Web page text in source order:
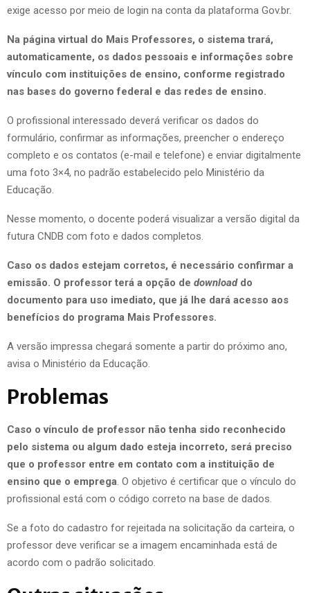
exige acesso por meio de login na conta da plataforma Gov.br.
Na página virtual do Mais Professores, o sistema trará,
automaticamente, os dados pessoais e informações sobre
vínculo com instituições de ensino, conforme registrado
nas bases do governo federal e das redes de ensino.
O profissional interessado deverá verificar os dados do
formulário, confirmar as informações, preencher o endereço
completo e os contatos (e-mail e telefone) e enviar digitalmente
uma foto 3×4, no padrão estabelecido pelo Ministério da
Educação.
Nesse momento, o docente poderá visualizar a versão digital da
futura CNDB com foto e dados completos.
Caso os dados estejam corretos, é necessário confirmar a
emissão. O professor terá a opção de downloaddo
documento para uso imediato, que já lhe dará acesso aos
benefícios do programa Mais Professores.
A versão impressa chegará somente a partir do próximo ano,
avisa o Ministério da Educação.
Problemas
Caso o vínculo de professor não tenha sido reconhecido
pelo sistema ou algum dado esteja incorreto, será preciso
que o professor entre em contato com a instituição de
ensino que o emprega . O objetivo é certificar que o vínculo do
profissional está com o código correto na base de dados.
Se a foto do cadastro for rejeitada na solicitação da carteira, o
professor deve verificar se a imagem encaminhada está de
acordo com o padrão solicitado.